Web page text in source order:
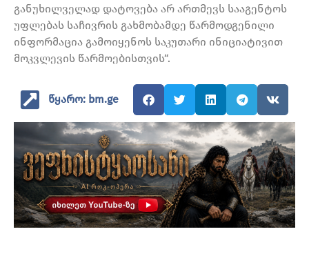
განუხილველად დატოვება არ ართმევს სააგენტოს
უფლებას საჩივრის გახმობამდე წარმოდგენილი
ინფორმაცია გამოიყენოს საკუთარი ინიციატივით
მოკვლევის წარმოებისთვის“.
წყარო: bm.ge